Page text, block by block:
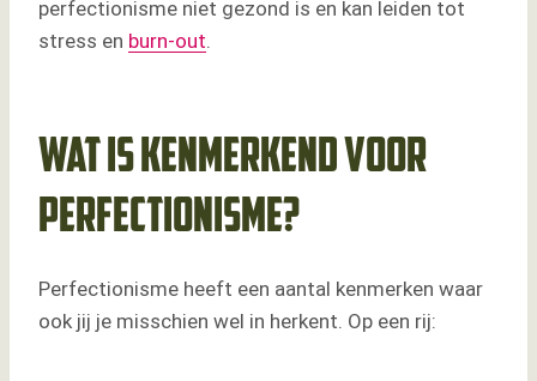
perfectionisme niet gezond is en kan leiden tot
stress en burn-out.
Wat is kenmerkend voor
perfectionisme?
Perfectionisme heeft een aantal kenmerken waar
ook jij je misschien wel in herkent. Op een rij: